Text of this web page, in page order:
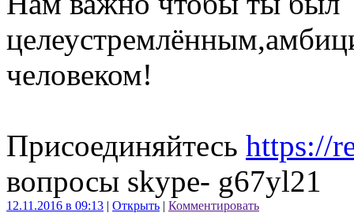
человеком!
Присоединяйтесь https://
вопросы skype- g67yl21
12.11.2016 в 09:13 | Открыть | Комментировать